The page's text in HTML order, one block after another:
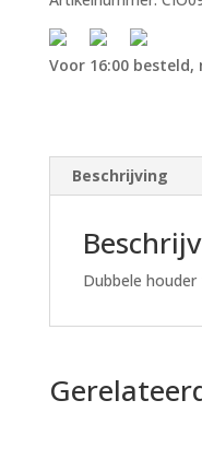
Voor 16:00
Beschrijving
Dubbele